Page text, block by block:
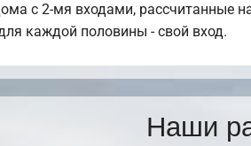
с 2-мя входами, рассчитанные
каждой половины - свой вход.
Наши